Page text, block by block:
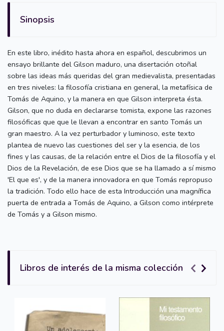
Sinopsis
En este libro, inédito hasta ahora en español, descubrimos un
ensayo brillante del Gilson maduro, una disertación otoñal
sobre las ideas más queridas del gran medievalista, presentadas
en tres niveles: la filosofía cristiana en general, la metafísica de
Tomás de Aquino, y la manera en que Gilson interpreta ésta.
Gilson, que no duda en declararse tomista, expone las razones
filosóficas que que le llevan a encontrar en santo Tomás un
gran maestro. A la vez perturbador y luminoso, este texto
plantea de nuevo las cuestiones del ser y la esencia, de los
fines y las causas, de la relación entre el Dios de la filosofía y el
Dios de la Revelación, de ese Dios que se ha llamado a sí mismo
'El que es', y de la manera innovadora en que Tomás repropuso
la tradición. Todo ello hace de esta Introducción una magnífica
puerta de entrada a Tomás de Aquino, a Gilson como intérprete
de Tomás y a Gilson mismo.
Libros de interés de la misma colección